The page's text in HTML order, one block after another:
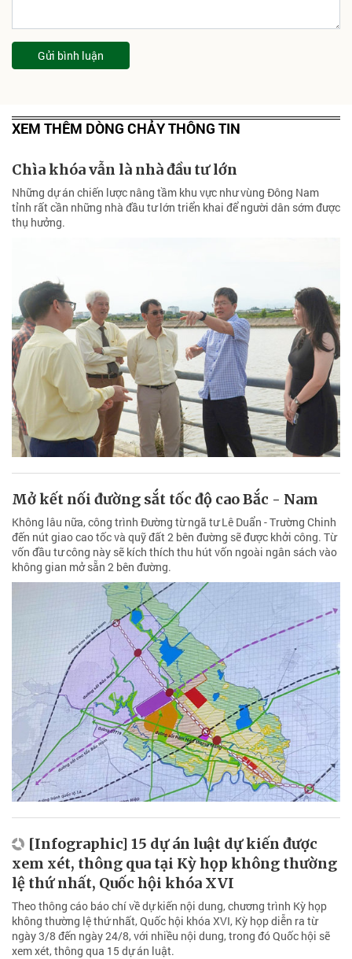
Gửi bình luận
XEM THÊM DÒNG CHẢY THÔNG TIN
Chìa khóa vẫn là nhà đầu tư lớn
Những dự án chiến lược nâng tầm khu vực như vùng Đông Nam
tỉnh rất cần những nhà đầu tư lớn triển khai để người dân sớm được
thụ hưởng.
Mở kết nối đường sắt tốc độ cao Bắc - Nam
Không lâu nữa, công trình Đường từ ngã tư Lê Duẩn - Trường Chinh
đến nút giao cao tốc và quỹ đất 2 bên đường sẽ được khởi công. Từ
vốn đầu tư công này sẽ kích thích thu hút vốn ngoài ngân sách vào
không gian mở sẵn 2 bên đường.
[Infographic] 15 dự án luật dự kiến được
xem xét, thông qua tại Kỳ họp không thường
lệ thứ nhất, Quốc hội khóa XVI
Theo thông cáo báo chí về dự kiến nội dung, chương trình Kỳ họp
không thường lệ thứ nhất, Quốc hội khóa XVI, Kỳ họp diễn ra từ
ngày 3/8 đến ngày 24/8, với nhiều nội dung, trong đó Quốc hội sẽ
xem xét, thông qua 15 dự án luật.